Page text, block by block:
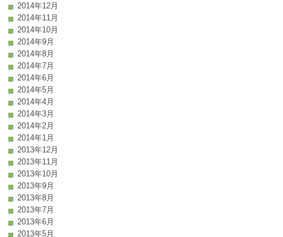
2014年12月
2014年11月
2014年10月
2014年9月
2014年8月
2014年7月
2014年6月
2014年5月
2014年4月
2014年3月
2014年2月
2014年1月
2013年12月
2013年11月
2013年10月
2013年9月
2013年8月
2013年7月
2013年6月
2013年5月